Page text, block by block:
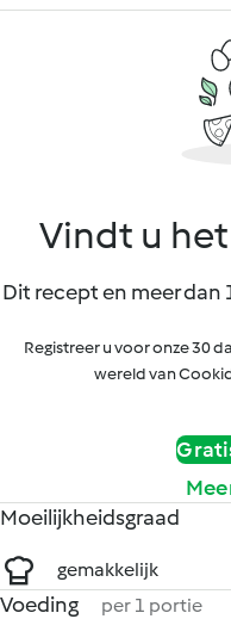
Vindt u
Dit recept en meer dan
Registreer u voor onze 30
wereld van
Moeilijkheidsgraad
gemakkelijk
Voeding per 1 portie